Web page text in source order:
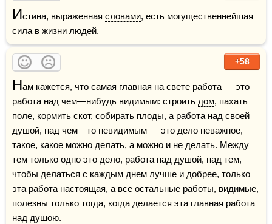
Истина, выраженная словами, есть могущественнейшая
сила в жизни людей.
+58
Нам кажется, что самая главная на свете работа — это
работа над чем—нибудь видимым: строить дом, пахать
поле, кормить скот, собирать плоды, а работа над своей
душой, над чем—то невидимым — это дело неважное,
такое, какое можно делать, а можно и не делать. Между
тем только одно это дело, работа над душой, над тем,
чтобы делаться с каждым днем лучше и добрее, только
эта работа настоящая, а все остальные работы, видимые,
полезны только тогда, когда делается эта главная работа
над душою.